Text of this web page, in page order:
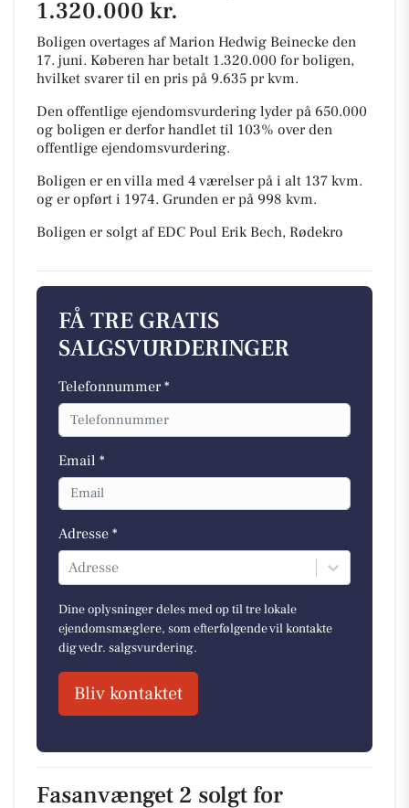
1.320.000 kr.
Boligen overtages af Marion Hedwig Beinecke den
17. juni. Køberen har betalt 1.320.000 for boligen,
hvilket svarer til en pris på 9.635 pr kvm.
Den offentlige ejendomsvurdering lyder på 650.000
og boligen er derfor handlet til 103% over den
offentlige ejendomsvurdering.
Boligen er en villa med 4 værelser på i alt 137 kvm.
og er opført i 1974. Grunden er på 998 kvm.
Boligen er solgt af EDC Poul Erik Bech, Rødekro
FÅ TRE GRATIS
SALGSVURDERINGER
Telefonnummer *
Email *
Adresse *
Adresse
Dine oplysninger deles med op til tre lokale
ejendomsmæglere, som efterfølgende vil kontakte
dig vedr. salgsvurdering.
Bliv kontaktet
Fasanvænget 2 solgt for